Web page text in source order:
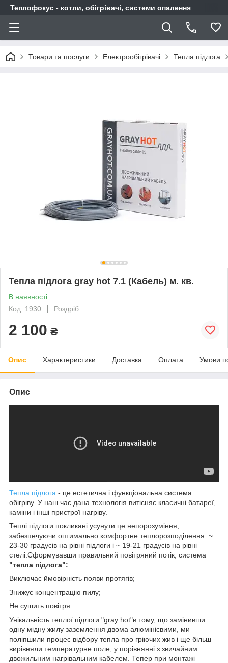
Теплофокус - котли, обігрівачі, системи опалення
Товари та послуги Електрообігрівачі Тепла підлога
Тепла підлога gray hot 7.1 (Кабель) м. кв.
В наявності
Код: 1930
Роздріб
2 100 ₴
Опис Характеристики Доставка Оплата Умови
Опис
Тепла підлога - це естетична і функціональна система
обігріву. У наш час дана технологія витісняє класичні батареї,
каміни і інші пристрої нагріву.
Теплі підлоги покликані усунути це непорозуміння,
забезпечуючи оптимально комфортне теплорозподілення: ~
23-30 градусів на рівні підлоги і ~ 19-21 градусів на рівні
стелі.Сформувавши правильний повітряний потік, система
"тепла підлога":
Виключає ймовірність появи протягів;
Знижує концентрацію пилу;
Не сушить повітря.
Унікальність теплої підлоги "gray hot"в тому, що замінивши
одну мідну жилу заземлення двома алюмінієвими, ми
поліпшили процес відбору тепла про гріючих жив і ще більш
вирівняли температурне поле, у порівнянні з звичайним
двожильним нагрівальним кабелем. Тепер при монтажі